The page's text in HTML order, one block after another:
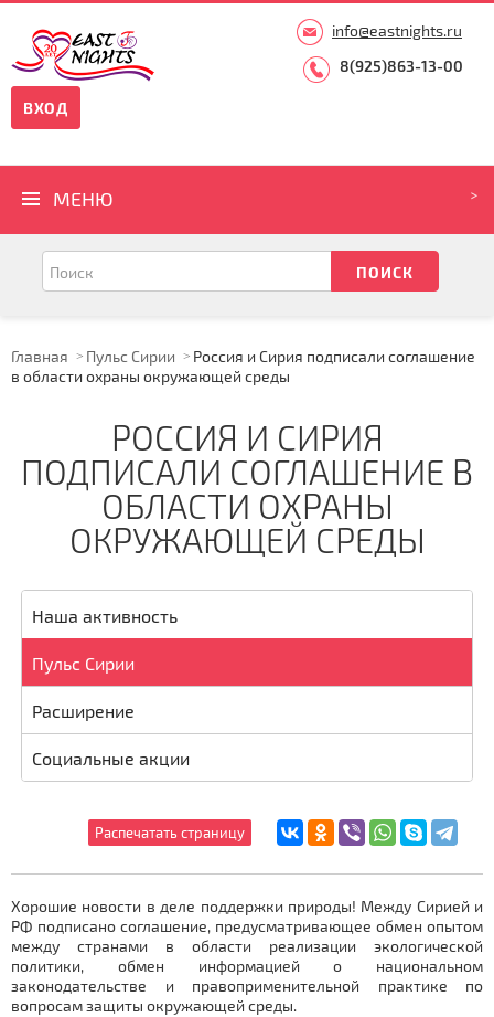
info@eastnights.ru
8(925)863-13-00
ВХОД
МЕНЮ
Главная Пульс Сирии
Россия и Сирия подписали соглашение
в области охраны окружающей среды
РОССИЯ И СИРИЯ
ПОДПИСАЛИ СОГЛАШЕНИЕ В
ОБЛАСТИ ОХРАНЫ
ОКРУЖАЮЩЕЙ СРЕДЫ
Наша активность
Пульс Сирии
Расширение
Социальные акции
Хорошие новости в деле поддержки природы! Между Сирией и
РФ подписано соглашение, предусматривающее обмен опытом
между странами в области реализации экологической
политики, обмен информацией о национальном
законодательстве и правоприменительной практике по
вопросам защиты окружающей среды.